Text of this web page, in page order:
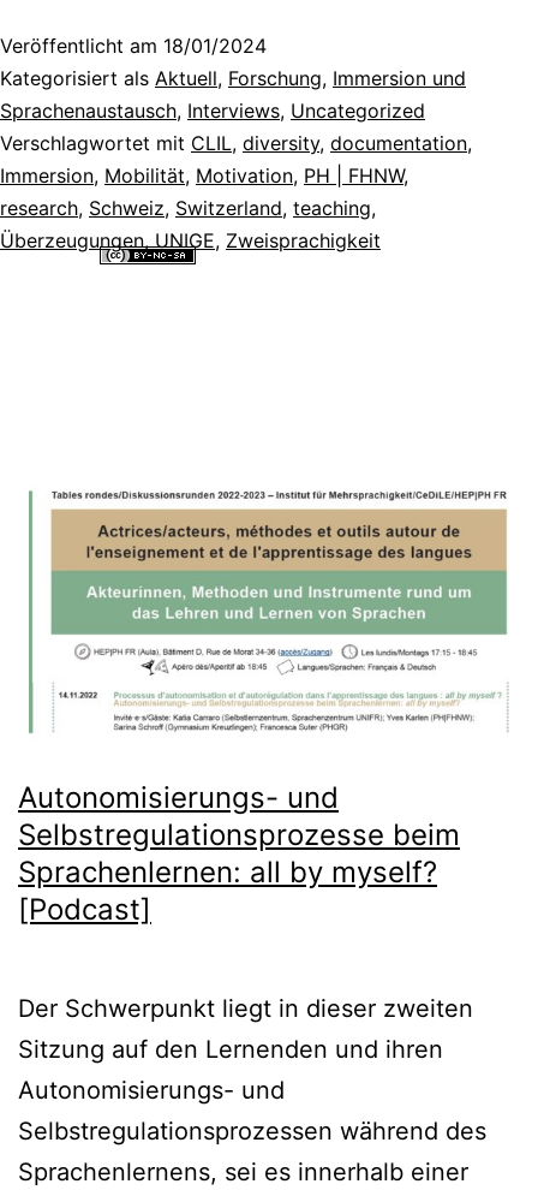
Veröffentlicht am 18/01/2024
Kategorisiert als Aktuell, Forschung, Immersion und
Sprachenaustausch, Interviews, Uncategorized
Verschlagwortet mit CLIL, diversity, documentation,
Immersion, Mobilität, Motivation, PH | FHNW,
research, Schweiz, Switzerland, teaching,
Überzeugungen, UNIGE, Zweisprachigkeit
Autonomisierungs- und
Selbstregulationsprozesse beim
Sprachenlernen: all by myself?
[Podcast]
Der Schwerpunkt liegt in dieser zweiten
Sitzung auf den Lernenden und ihren
Autonomisierungs- und
Selbstregulationsprozessen während des
Sprachenlernens, sei es innerhalb einer